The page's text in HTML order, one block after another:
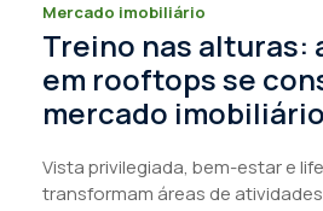
Mercado imobiliário
Treino nas alturas:
em rooftops se
mercado imobiliário
Vista privilegiada, bem-estar e
transformam áreas de